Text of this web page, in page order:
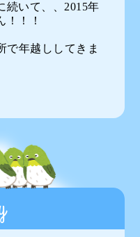
続いて、、2015年
！！！
で年越ししてきま